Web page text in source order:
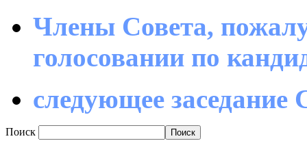
Члены Совета,
голосовании по
следующее заседание
Поиск